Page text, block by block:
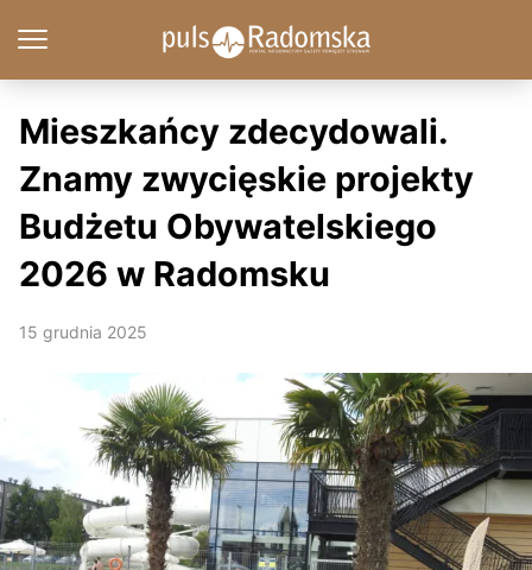
Mieszkańcy zdecydowali.
Znamy zwycięskie projekty
Budżetu Obywatelskiego
2026 w Radomsku
15 grudnia 2025